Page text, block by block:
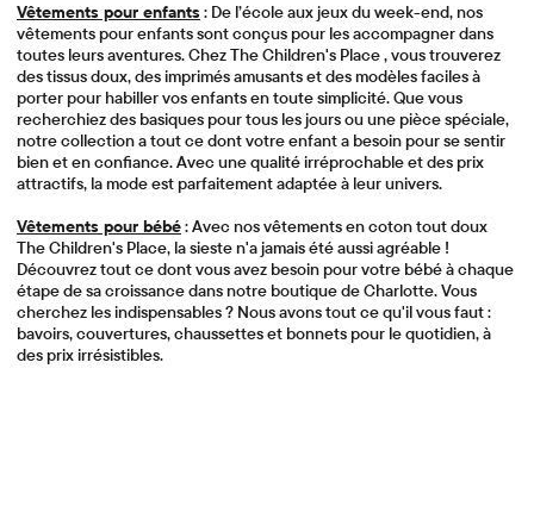
Vêtements pour enfants : De l’école aux jeux du week-end, nos
vêtements pour enfants sont conçus pour les accompagner dans
toutes leurs aventures. Chez The Children's Place , vous trouverez
des tissus doux, des imprimés amusants et des modèles faciles à
porter pour habiller vos enfants en toute simplicité. Que vous
recherchiez des basiques pour tous les jours ou une pièce spéciale,
notre collection a tout ce dont votre enfant a besoin pour se sentir
bien et en confiance. Avec une qualité irréprochable et des prix
attractifs, la mode est parfaitement adaptée à leur univers.
Vêtements pour bébé: Avec nos vêtements en coton tout doux
The Children's Place, la sieste n'a jamais été aussi agréable !
Découvrez tout ce dont vous avez besoin pour votre bébé à chaque
étape de sa croissance dans notre boutique de Charlotte. Vous
cherchez les indispensables ? Nous avons tout ce qu'il vous faut :
bavoirs, couvertures, chaussettes et bonnets pour le quotidien, à
des prix irrésistibles.